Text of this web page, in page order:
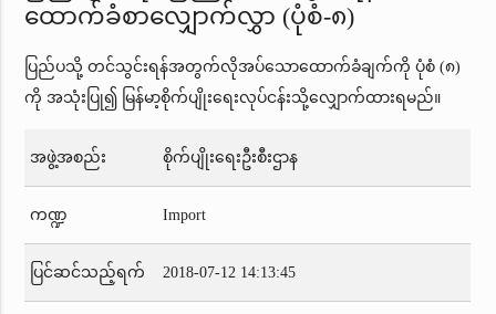
ထောက်ခံစာလျှောက်လွှာ (ပုံစံ-၈)
ပြည်ပသို့ တင်သွင်းရန်အတွက်လိုအပ်သောထောက်ခံချက်ကို ပုံစံ (၈)
ကို အသုံးပြု၍ မြန်မာ့စိုက်ပျိုးရေးလုပ်ငန်းသို့လျှောက်ထားရမည်။
အဖွဲ့အစည်း စိုက်ပျိုးရေးဦးစီးဌာန
ကဏ္ဍ Import
ပြင်ဆင်သည့်ရက် 2018-07-12 14:13:45